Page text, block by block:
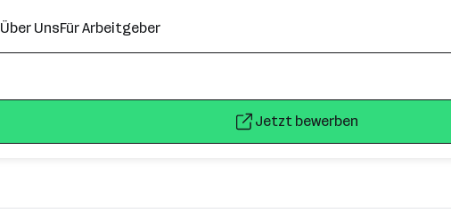
Über UnsFür Arbeitgeber
Jetzt bewerben